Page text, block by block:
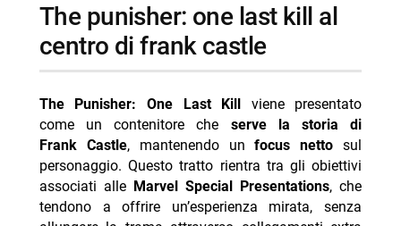
the punisher: one last kill al
centro di frank castle
The Punisher: One Last Kill viene presentato
come un contenitore che serve la storia di
Frank Castle, mantenendo unfocus netto sul
personaggio. Questo tratto rientra tra gli obiettivi
associati alle Marvel Special Presentations, che
tendono a offrire un’esperienza mirata, senza